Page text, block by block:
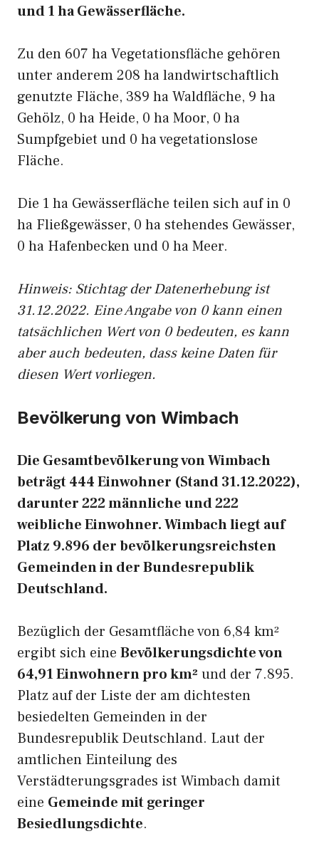
und 1 ha Gewässerfläche.
Zu den 607 ha Vegetationsfläche gehören
unter anderem 208 ha landwirtschaftlich
genutzte Fläche, 389 ha Waldfläche, 9 ha
Gehölz, 0 ha Heide, 0 ha Moor, 0 ha
Sumpfgebiet und 0 ha vegetationslose
Fläche.
Die 1 ha Gewässerfläche teilen sich auf in 0
ha Fließgewässer, 0 ha stehendes Gewässer,
0 ha Hafenbecken und 0 ha Meer.
Hinweis: Stichtag der Datenerhebung ist
31.12.2022. Eine Angabe von 0 kann einen
tatsächlichen Wert von 0 bedeuten, es kann
aber auch bedeuten, dass keine Daten für
diesen Wert vorliegen.
Bevölkerung von Wimbach
Die Gesamtbevölkerung von Wimbach
beträgt 444 Einwohner (Stand 31.12.2022),
darunter 222 männliche und 222
weibliche Einwohner. Wimbach liegt auf
Platz 9.896 der bevölkerungsreichsten
Gemeinden in der Bundesrepublik
Deutschland.
Bezüglich der Gesamtfläche von 6,84 km²
ergibt sich eine Bevölkerungsdichte von
64,91 Einwohnern pro km² und der 7.895.
Platz auf der Liste der am dichtesten
besiedelten Gemeinden in der
Bundesrepublik Deutschland. Laut der
amtlichen Einteilung des
Verstädterungsgrades ist Wimbach damit
eine Gemeinde mit geringer
Besiedlungsdichte.